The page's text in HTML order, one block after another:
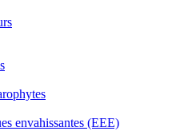
envahissantes (EEE)